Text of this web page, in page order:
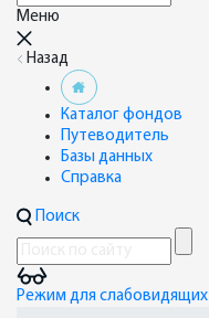
Меню
Назад
Каталог фондов
Путеводитель
Базы данных
Справка
Поиск
Режим для слабовидящих